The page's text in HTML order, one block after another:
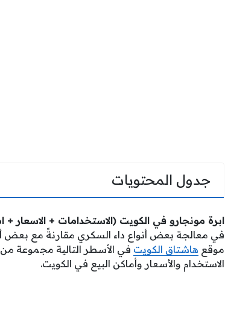
جدول المحتويات
ابرة مونجارو في الكويت (الاستخدامات + الاسعار +
في معالجة بعض أنواع داء السكري مقارنةً مع بعض
موقع هاشتاق الكويت في الأسطر التالية مجموعة
الاستخدام والأسعار وأماكن البيع في الكويت.